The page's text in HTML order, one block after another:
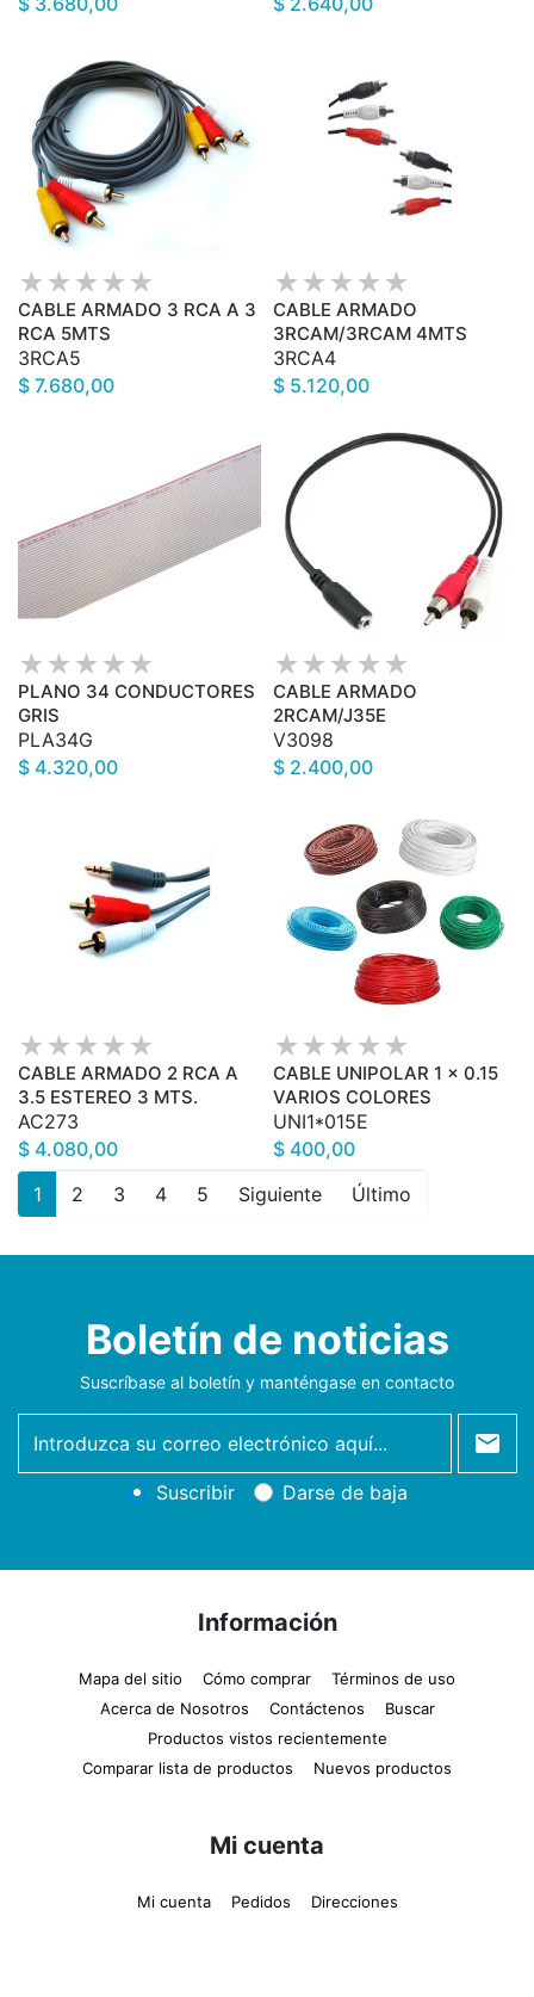
CABLE ARMADO 3 RCA A 3
RCA 5MTS
3RCA5
$ 7.680,00
CABLE ARMADO
3RCAM/3RCAM 4MTS
3RCA4
$ 5.120,00
PLANO 34 CONDUCTORES
GRIS
PLA34G
$ 4.320,00
CABLE ARMADO
2RCAM/J35E
V3098
$ 2.400,00
CABLE ARMADO 2 RCA A
3.5 ESTEREO 3 MTS.
AC273
$ 4.080,00
CABLE UNIPOLAR 1 x 0.15
VARIOS COLORES
UNI1*015E
$ 400,00
1
2 3 4 5 Siguiente Último
Boletín de noticias
Suscríbase al boletín y manténgase en contacto
newsletter
Suscribir Darse de baja
Información
Mapa del sitio Cómo comprar
Términos de uso
Acerca de Nosotros
Contáctenos
Buscar
Productos vistos recientemente
Comparar lista de productos
Nuevos productos
Mi cuenta
Mi cuenta Pedidos Direcciones